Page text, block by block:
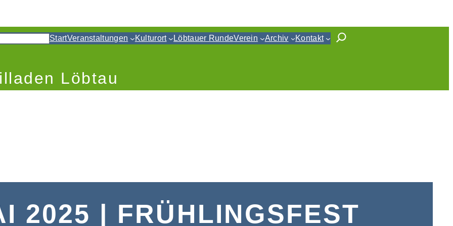
StartVeranstaltungen Kulturort Löbtauer RundeVerein Archiv Kontakt
Löbtau
2025 | FRÜHLINGSFEST